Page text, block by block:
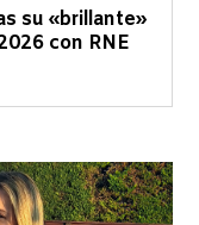
su «brillante»
con RNE